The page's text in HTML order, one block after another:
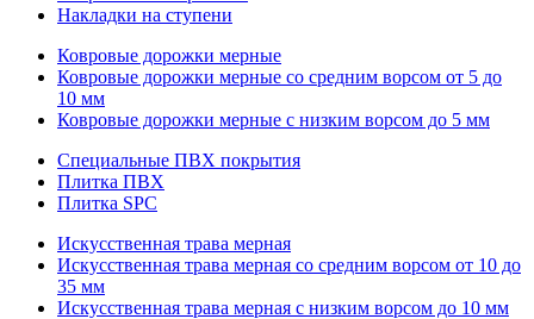
Накладки на ступени
Ковровые дорожки мерные
Ковровые дорожки мерные со средним ворсом от 5 до
10 мм
Ковровые дорожки мерные с низким ворсом до 5 мм
Специальные ПВХ покрытия
Плитка ПВХ
Плитка SPC
Искуccтвенная трава мерная
Искусственная трава мерная со средним ворсом от 10 до
35 мм
Искусственная трава мерная с низким ворсом до 10 мм